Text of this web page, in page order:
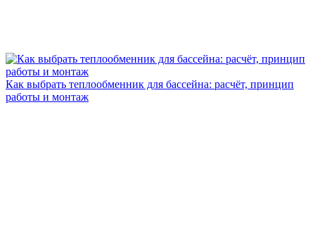
Как выбрать теплообменник для бассейна: расчёт, принцип
работы и монтаж